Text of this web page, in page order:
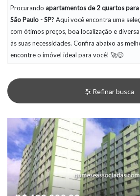
Procurando apartamentosde 2 quartos
São Paulo - SP? Aqui você encontra uma
com ótimos preços, boa localização e
às suas necessidades. Confira abaixo as
encontre o imóvel ideal para você! 🚀😊
Refinar busca